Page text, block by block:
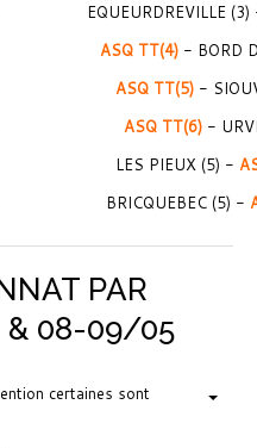
EQUEURDREVILLE
ASQ TT(4) - BORD
ASQ TT(5) -
ASQ TT(6) -
LES PIEUX (5) -
BRICQUEBEC (5) -
PAR
& 08-09/05
certaines sont